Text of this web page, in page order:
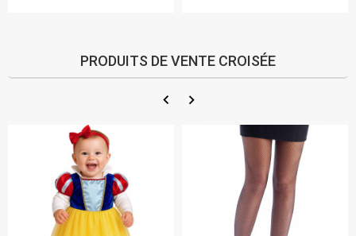
PRODUITS DE VENTE CROISÉE